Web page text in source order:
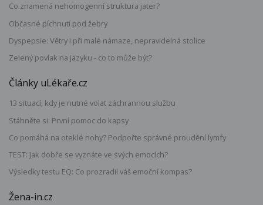
Co znamená nehomogenní struktura jater?
Občasné píchnutí pod žebry
Dyspepsie: Větry i při malé námaze, nepravidelná stolice
Zelený povlak na jazyku - co to může být?
Články uLékaře.cz
13 situací, kdy je nutné volat záchrannou službu
Stáhněte si: První pomoc do kapsy
Co pomáhá na oteklé nohy? Podpořte správné proudění lymfy
TEST: Jak dobře se vyznáte ve svých emocích?
Výsledky testu EQ: Co prozradil váš emoční kompas?
Žena-in.cz